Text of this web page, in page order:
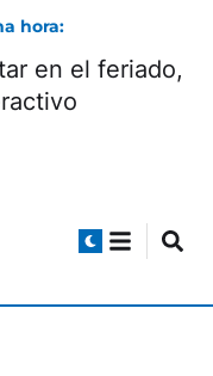
hora:
en el feriado,